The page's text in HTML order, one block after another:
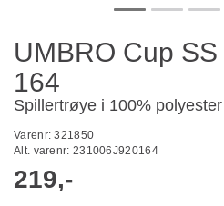
UMBRO Cup
164
Spillertrøye i 100% polyester
Varenr:321850
Alt. varenr: 231006J920164
219,-